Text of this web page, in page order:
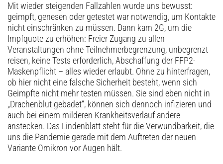
Mit wieder steigenden Fallzahlen wurde uns bewusst:
geimpft, genesen oder getestet war notwendig, um Kontakte
nicht einschränken zu müssen. Dann kam 2G, um die
Impfquote zu ­erhöhen: Freier Zugang zu allen
Veranstaltungen ohne Teil­nehmerbegrenzung, unbegrenzt
reisen, keine Tests erforderlich, Abschaffung der FFP2-
Maskenpflicht – alles wieder erlaubt. ­Ohne zu hinterfragen,
ob hier nicht eine falsche Sicherheit besteht, wenn sich
Geimpfte nicht mehr testen müssen. Sie sind eben nicht in
„Drachenblut gebadet“, können sich dennoch ­infizieren und
auch bei einem milderen Krankheitsverlauf andere
anstecken. Das Lindenblatt steht für die Verwundbarkeit, die
uns die Pandemie gerade mit dem Auftreten der neuen
Variante ­Omikron vor Augen hält.